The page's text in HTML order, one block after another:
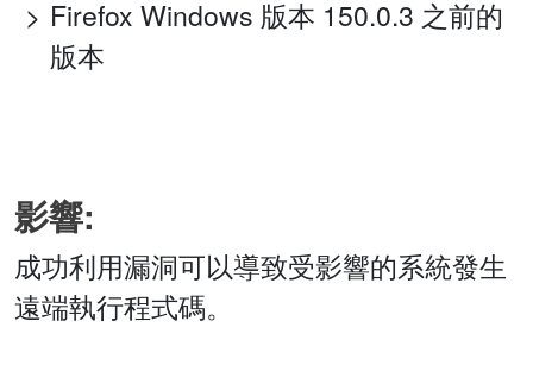
Firefox Windows 版本 150.0.3 之前的
版本
影響:
成功利用漏洞可以導致受影響的系統發生
遠端執行程式碼。